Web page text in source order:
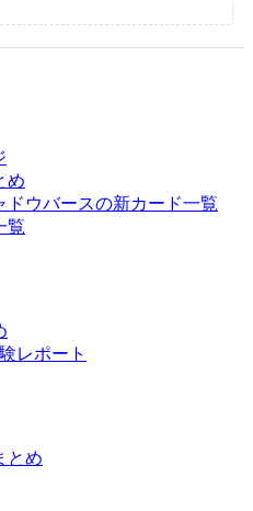
め
ドウバースの新カード一覧
覧
レポート
とめ